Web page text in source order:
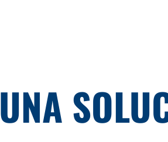
UNA